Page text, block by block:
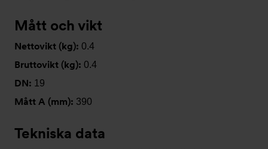
Mått och vikt
Nettovikt (kg): 0.4
Bruttovikt (kg): 0.4
DN: 19
Mått A (mm): 390
Tekniska data